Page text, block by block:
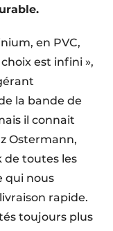
en PVC,
est infini »,
la bande de
il connait
Ostermann,
de toutes les
qui nous
rapide.
toujours plus